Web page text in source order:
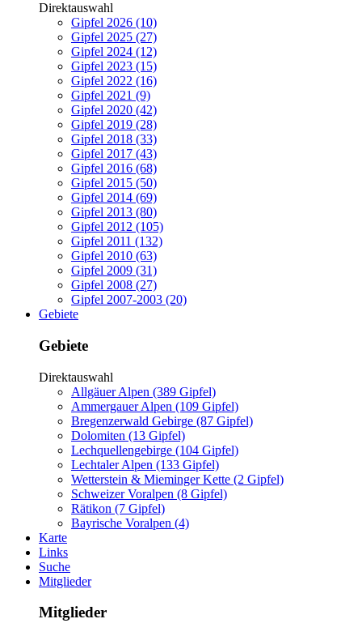
Direktauswahl
Gipfel 2026 (10)
Gipfel 2025 (27)
Gipfel 2024 (12)
Gipfel 2023 (15)
Gipfel 2022 (16)
Gipfel 2021 (9)
Gipfel 2020 (42)
Gipfel 2019 (28)
Gipfel 2018 (33)
Gipfel 2017 (43)
Gipfel 2016 (68)
Gipfel 2015 (50)
Gipfel 2014 (69)
Gipfel 2013 (80)
Gipfel 2012 (105)
Gipfel 2011 (132)
Gipfel 2010 (63)
Gipfel 2009 (31)
Gipfel 2008 (27)
Gipfel 2007-2003 (20)
Gebiete
Gebiete
Direktauswahl
Allgäuer Alpen (389 Gipfel)
Ammergauer Alpen (109 Gipfel)
Bregenzerwald Gebirge (87 Gipfel)
Dolomiten (13 Gipfel)
Lechquellengebirge (104 Gipfel)
Lechtaler Alpen (133 Gipfel)
Wetterstein & Mieminger Kette (2 Gipfel)
Schweizer Voralpen (8 Gipfel)
Rätikon (7 Gipfel)
Bayrische Voralpen (4)
Karte
Links
Suche
Mitglieder
Mitglieder